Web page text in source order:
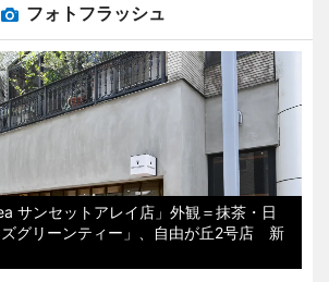
フォトフラッシュ
サンセットアレイ店」外観＝抹茶・日
グリーンティー」、自由が丘2号店 新